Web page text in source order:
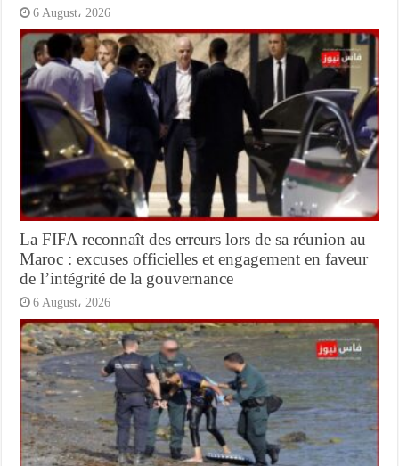
6 August، 2026
La FIFA reconnaît des erreurs lors de sa réunion au
Maroc : excuses officielles et engagement en faveur
de l’intégrité de la gouvernance
6 August، 2026